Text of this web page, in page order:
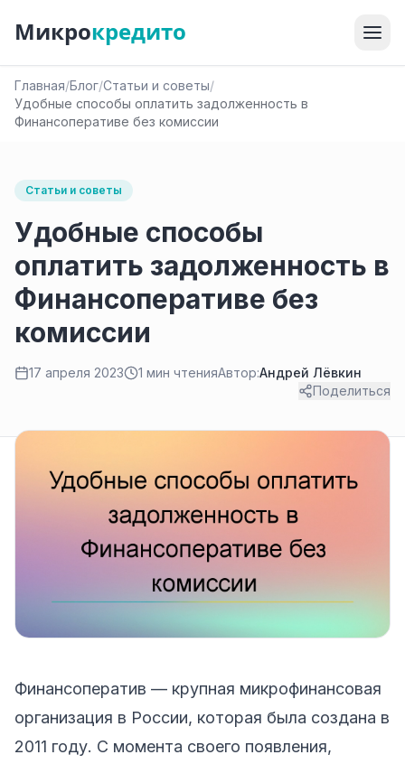
Микрокредито
Главная/Блог/Статьи и советы/
Удобные способы оплатить задолженность в
Финансоперативе без комиссии
Статьи и советы
Удобные способы
оплатить задолженность в
Финансоперативе без
комиссии
17 апреля 2023 1 мин чтенияАвтор:Андрей Лёвкин
Поделиться
Финансоператив — крупная микрофинансовая
организация в России, которая была создана в
2011 году. С момента своего появления,